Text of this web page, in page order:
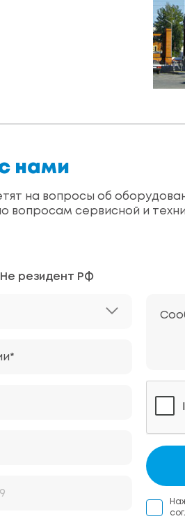
нами
на вопросы об
вопросам сервисной и
Не резидент РФ